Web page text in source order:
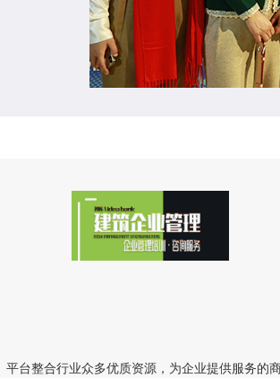
平台整合行业众多优质资源，为企业提供服务的